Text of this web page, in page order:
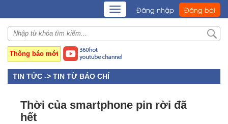
TOGGLE
NAVIGATION
Đăng nhập Đăng bài
Thông báo mới
TIN TỨC -> TIN TỪ BÁO CHÍ
Thời của smartphone pin rời đã
hết